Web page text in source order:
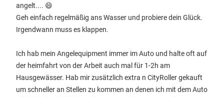
angelt.... 😄
Geh einfach regelmäßig ans Wasser und probiere dein Glück.
Irgendwann muss es klappen.
Ich hab mein Angelequipment immer im Auto und halte oft auf
der heimfahrt von der Arbeit auch mal für 1-2h am
Hausgewässer. Hab mir zusätzlich extra n CityRoller gekauft
um schneller an Stellen zu kommen an denen ich mit dem Auto